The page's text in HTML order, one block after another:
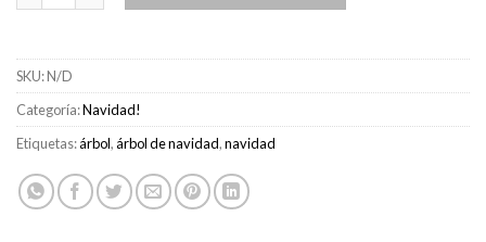
SKU:N/D
Categoría:Navidad!
Etiquetas:árbol,árbol de navidad,navidad